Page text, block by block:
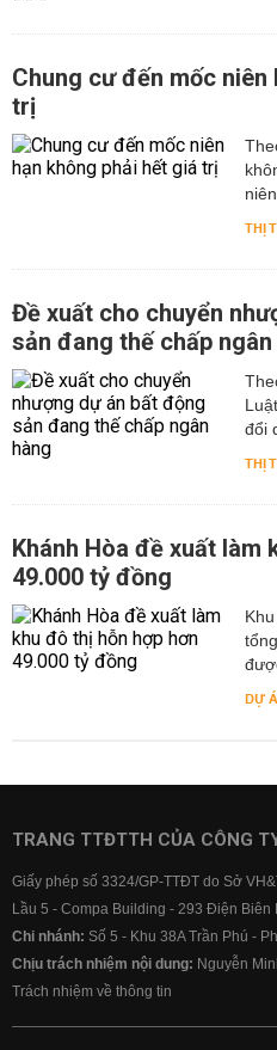
Chung cư đến mốc
trị
THỊ
Đề xuất cho chuyển
sản đang thế chấp ngân
đổi
THỊ
Khánh Hòa đề xuất làm
49.000 tỷ đồng
DỰ
TRANG TTĐTTH CỦA CÔNG
Giấy phép số 3324/GP-TTĐT do Sở
Lầu 5 - Compa Building - 293 Điện Biên
Chi nhánh: Số 5 - Khu 38A Trần Phú -
Chịu trách nhiệm nội dung: Nguyễn
Trách nhiệm về thông tin